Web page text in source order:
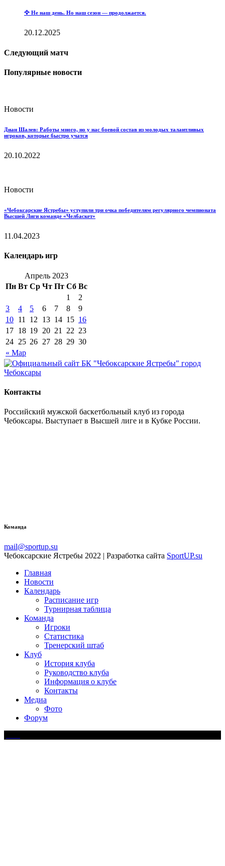
🦅 Не наш день. Но наш сезон — продолжается.
20.12.2025
Следующий матч
Популярные новости
Новости
Диан Шалев: Работы много, но у нас боевой состав из молодых талантливых
игроков, которые быстро учатся
20.10.2022
Новости
«Чебоксарские Ястребы» уступили три очка победителям регулярного чемпионата
Высшей Лиги команде «Челбаскет»
11.04.2023
Календарь игр
Апрель 2023
Пн Вт Ср Чт Пт Сб Вс
« Мар
1
2
3
4 5 6 7 8
9
10 11 12 13 14 15 16
17 18 19 20 21 22 23
24 25 26 27 28 29 30
Контакты
Российский мужской баскетбольный клуб из города
Чебоксары. Выступает в Высшей лиге и в Кубке России.
Команда
mail@sportup.su
Чебоксарские Ястребы 2022 | Разработка сайта SportUP.su
Главная
Новости
Календарь
Расписание игр
Турнирная таблица
Команда
Игроки
Статистика
Тренерский штаб
Клуб
История клуба
Руководство клуба
Информация о клубе
Контакты
Медиа
Фото
Форум